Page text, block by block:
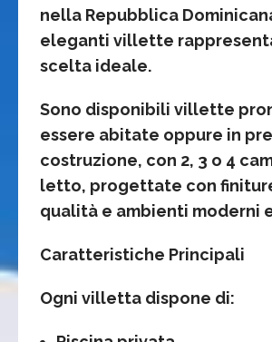
nella Repubblica
eleganti villette
scelta ideale.
Sono disponibili villette
essere abitate oppure in
costruzione, con 2, 3 o 4
letto, progettate con
qualità e ambienti moderni
Caratteristiche Principali
Ogni villetta dispone di: